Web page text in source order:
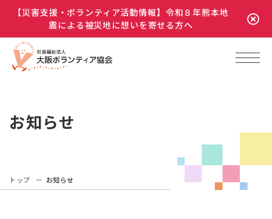
【災害支援・ボランティア活動情報】令和８年熊本地
震による被災地に想いを寄せる方へ
お知らせ
トップ お知らせ